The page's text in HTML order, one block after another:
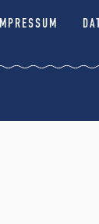
IMPRESSUM